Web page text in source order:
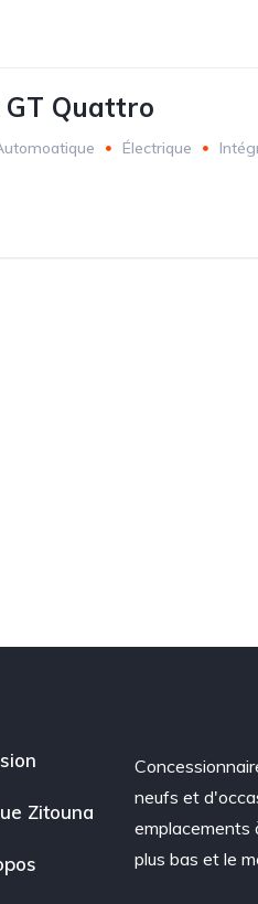
Quattro
Électrique
Zitouna
neufs et
emplacements
plus bas et le